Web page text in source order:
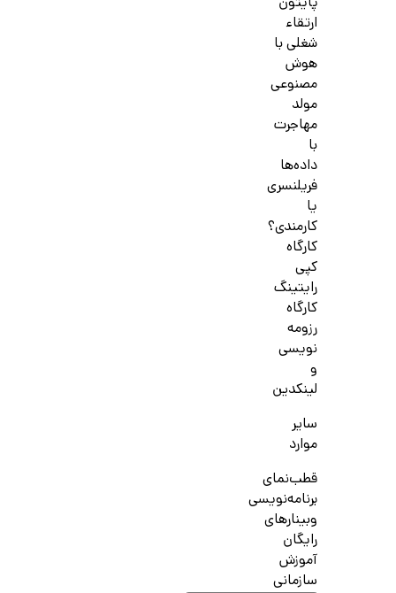
ارتقاء
شغلی با
هوش
مصنوعی
مولد
مهاجرت
با
داده‌ها
فریلنسری
یا
کارمندی؟
کارگاه
کپی
رایتینگ
کارگاه
رزومه
نویسی
و
لینکدین
سایر
موارد
قطب‌نمای
برنامه‌نویسی
وبینارهای
رایگان
آموزش
سازمانی